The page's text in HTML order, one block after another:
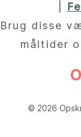
Brug disse
måltider
© 2026